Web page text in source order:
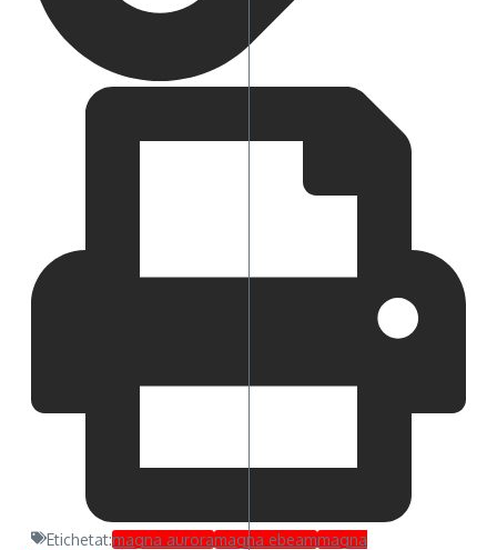
Etichetat:magna auroramagna ebeammagna